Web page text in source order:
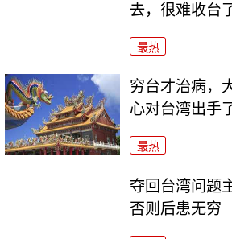
去，很难收台
最热
穷台才治病，
心对台湾出手
最热
夺回台湾问题
否则后患无穷